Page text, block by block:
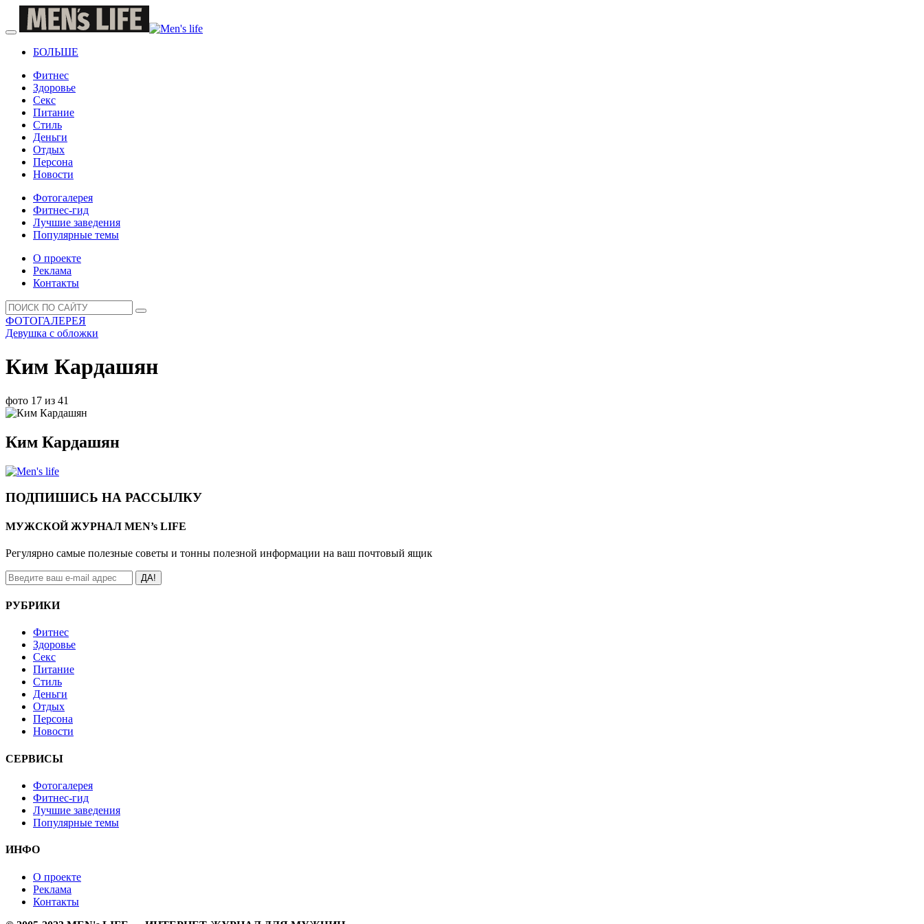
БОЛЬШЕ
Фитнес
Здоровье
Секс
Питание
Стиль
Деньги
Отдых
Персона
Новости
Фотогалерея
Фитнес-гид
Лучшие заведения
Популярные темы
О проекте
Реклама
Контакты
ФОТОГАЛЕРЕЯ
Девушка с обложки
Ким Кардашян
фото 17 из 41
Ким Кардашян
ПОДПИШИСЬ НА РАССЫЛКУ
МУЖСКОЙ ЖУРНАЛ MEN’s LIFE
Регулярно самые полезные советы и тонны полезной информации на ваш почтовый ящик
ДА!
РУБРИКИ
Фитнес
Здоровье
Секс
Питание
Стиль
Деньги
Отдых
Персона
Новости
СЕРВИСЫ
Фотогалерея
Фитнес-гид
Лучшие заведения
Популярные темы
ИНФО
О проекте
Реклама
Контакты